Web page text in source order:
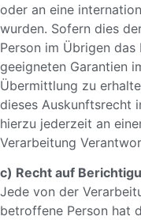
oder an eine
wurden. Sofern dies
Person im Übrigen
geeigneten Garantien
Übermittlung zu
dieses Auskunftsrecht
hierzu jederzeit an
Verarbeitung
c) Recht auf
Jede von der
betroffene Person hat